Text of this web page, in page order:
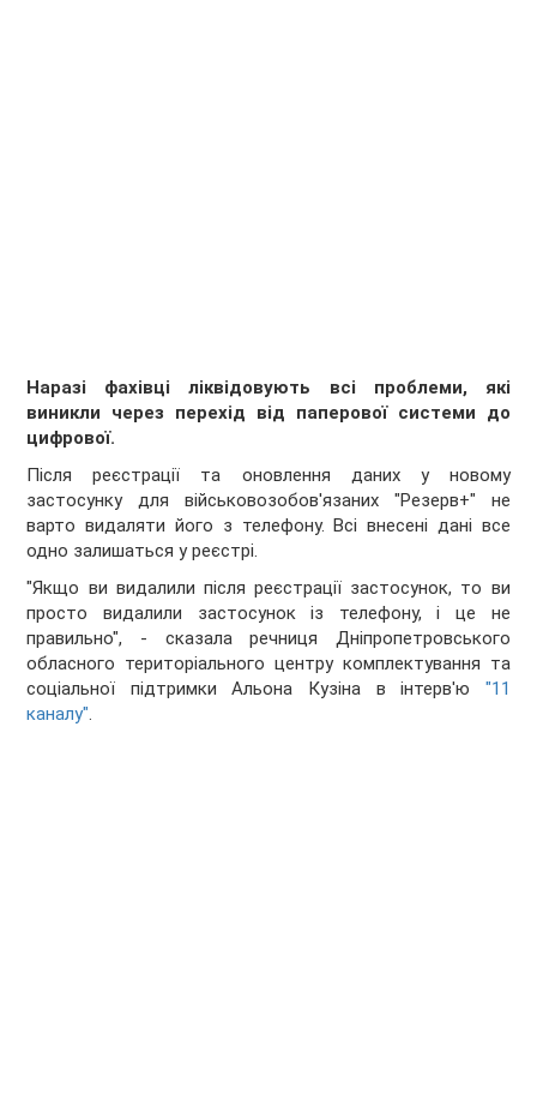
Наразі фахівці ліквідовують всі проблеми, які
виникли через перехід від паперової системи до
цифрової.
Після реєстрації та оновлення даних у новому
застосунку для військовозобов'язаних "Резерв+" не
варто видаляти його з телефону. Всі внесені дані все
одно залишаться у реєстрі.
"Якщо ви видалили після реєстрації застосунок, то ви
просто видалили застосунок із телефону, і це не
правильно", - сказала речниця Дніпропетровського
обласного територіального центру комплектування та
соціальної підтримки Альона Кузіна в інтерв'ю "11
каналу".